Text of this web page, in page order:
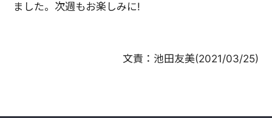
ました。次週もお楽しみに!
文責： 池田友美(2021/03/25)